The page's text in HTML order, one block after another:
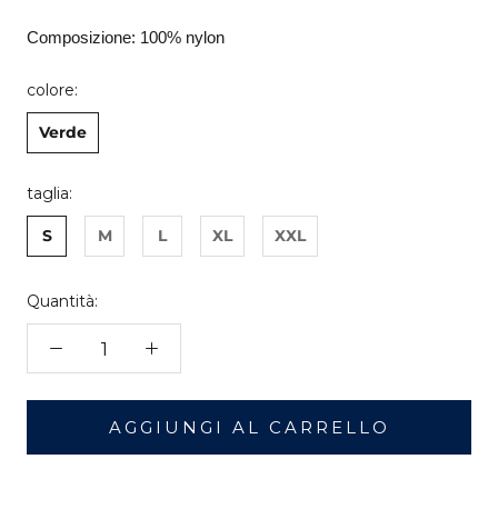
Composizione: 100% nylon
colore:
Verde
taglia:
S M L XL XXL
Quantità:
AGGIUNGI AL CARRELLO